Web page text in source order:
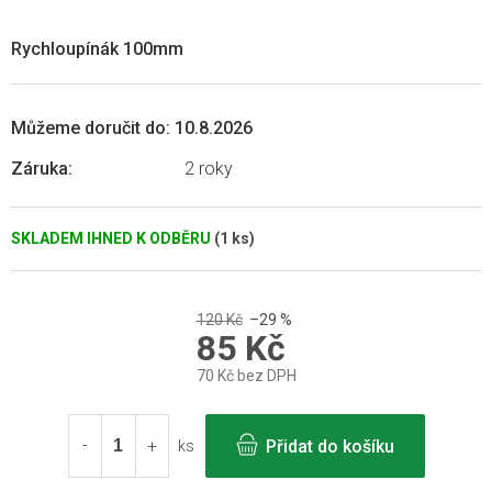
SKLADEM IHNED K ODBĚRU (1 ks)
Můžeme doručit do: 10.8.2026
Záruka: 2 roky
Rychloupínák 100mm
120 Kč –29 %
85 Kč
70 Kč bez DPH
cena:
ks
Přidat do košíku